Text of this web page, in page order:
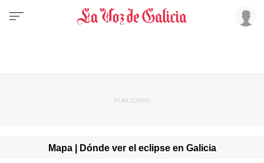
Mapa | Dónde ver el eclipse en Galicia